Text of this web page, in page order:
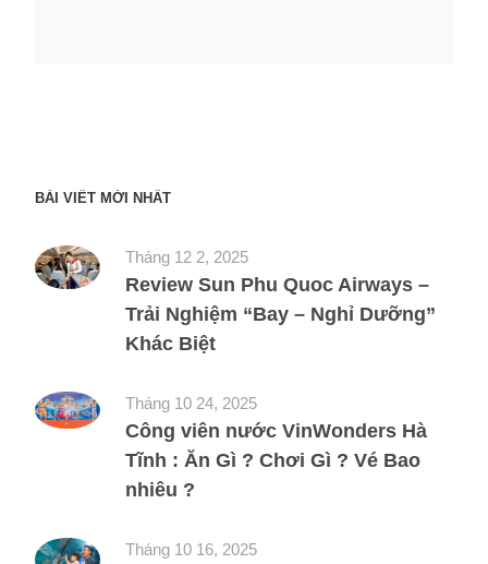
BÀI VIẾT MỚI NHẤT
Tháng 12 2, 2025
Review Sun Phu Quoc Airways –
Trải Nghiệm “Bay – Nghỉ Dưỡng”
Khác Biệt
Tháng 10 24, 2025
Công viên nước VinWonders Hà
Tĩnh : Ăn Gì ? Chơi Gì ? Vé Bao
nhiêu ?
Tháng 10 16, 2025